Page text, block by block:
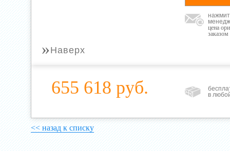
цена
заказом
» Наверх
655 618 руб.
в
<< назад к списку